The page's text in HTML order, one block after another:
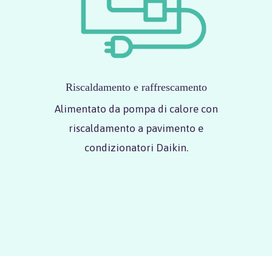
Riscaldamento e raffrescamento
Alimentato da pompa di calore con
riscaldamento a pavimento e
condizionatori Daikin.